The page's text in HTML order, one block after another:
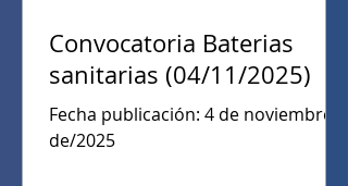
Convocatoria Baterias
sanitarias (04/11/2025)
Fecha publicación: 4 de noviembre
de/2025